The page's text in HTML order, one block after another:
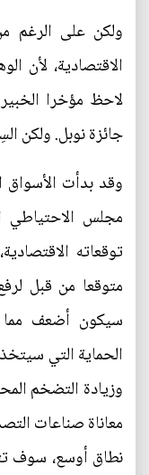
ولكن على الرغم
الاقتصادية، لأن
لاحظ مؤخرا
جائزة نوبل. ولكن
وقد بدأت الأسواق
مجلس الاحتياطي
توقعاته
متوقعا من قبل
سيكون أضعف
الحماية التي
وزيادة التضخم
معاناة صناعات
نطاق أوسع، سوف